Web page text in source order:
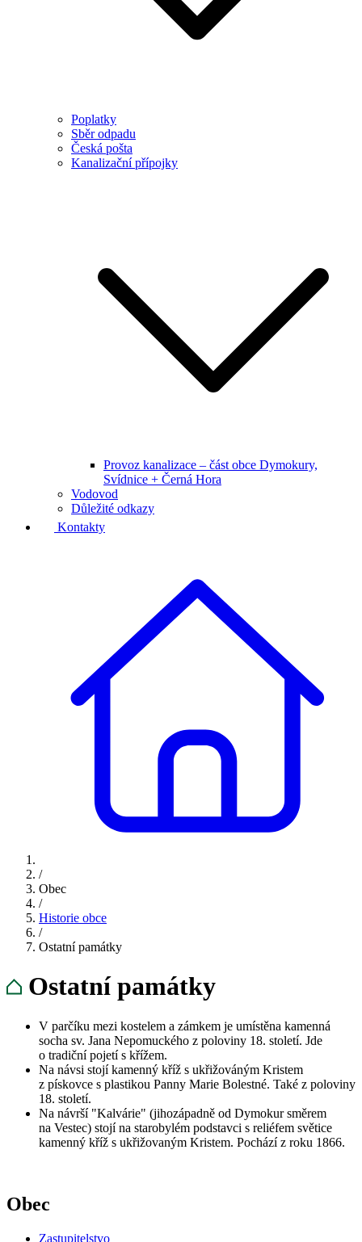
Poplatky
Sběr odpadu
Česká pošta
Kanalizační přípojky
Provoz kanalizace – část obce Dymokury,
Svídnice + Černá Hora
Vodovod
Důležité odkazy
Kontakty
/
Obec
/
Historie obce
/
Ostatní památky
Ostatní památky
V parčíku mezi kostelem a zámkem je umístěna kamenná
socha sv. Jana Nepomuckého z poloviny 18. století. Jde
o tradiční pojetí s křížem.
Na návsi stojí kamenný kříž s ukřižováným Kristem
z pískovce s plastikou Panny Marie Bolestné. Také z poloviny
18. století.
Na návrší "Kalvárie" (jihozápadně od Dymokur směrem
na Vestec) stojí na starobylém podstavci s reliéfem světice
kamenný kříž s ukřižovaným Kristem. Pochází z roku 1866.
Obec
Zastupitelstvo